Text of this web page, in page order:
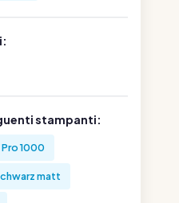
stampanti:
Pro 1000
matt